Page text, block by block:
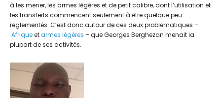
à les mener, les armes légères et de petit calibre, dont l’utilisation et
les transferts commencent seulement à être quelque peu
réglementés. C’est donc autour de ces deux problématiques –
Afriqueetarmes légères – que Georges Berghezan menait la
plupart de ses activités.